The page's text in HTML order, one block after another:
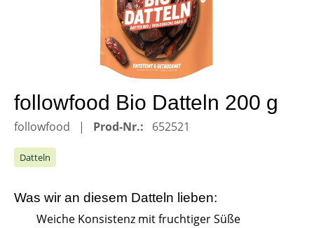
followfood Bio Datteln 200 g
followfood Prod-Nr.: 652521
Datteln
Was wir an diesem Datteln lieben:
Weiche Konsistenz mit fruchtiger Süße